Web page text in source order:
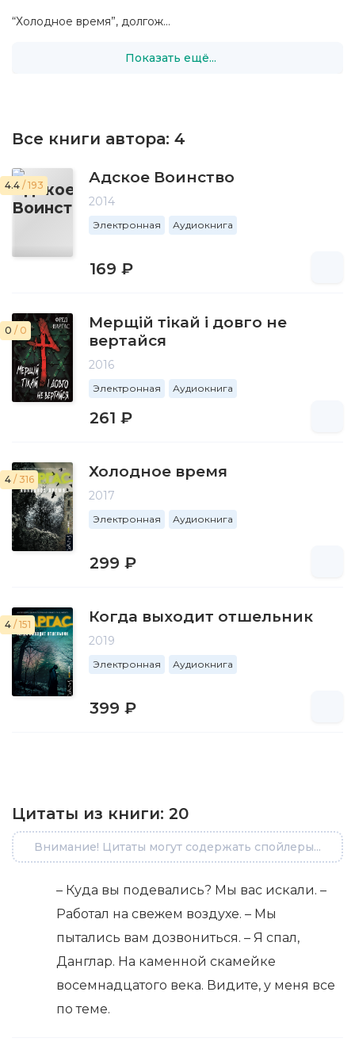
“Холодное время”, долгож...
Показать ещё...
Все книги автора: 4
4.4 / 193 Адское Воинство
2014
Электронная Аудиокнига
169 ₽
0 / 0
Мерщій тікай і довго не
вертайся
2016
Электронная Аудиокнига
261 ₽
4 / 316 Холодное время
2017
Электронная Аудиокнига
299 ₽
4 / 151 Когда выходит отшельник
2019
Электронная Аудиокнига
399 ₽
Цитаты из книги: 20
Внимание! Цитаты могут содержать спойлеры...
– Куда вы подевались? Мы вас искали. –
Работал на свежем воздухе. – Мы
пытались вам дозвониться. – Я спал,
Данглар. На каменной скамейке
восемнадцатого века. Видите, у меня все
по теме.